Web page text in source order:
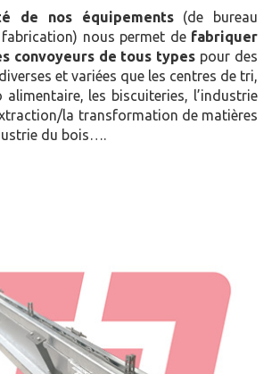
de nos équipements(de bureau
fabrication) nous permet de fabriquer
convoyeurs de tous types pour des
et variées que les centres de tri,
les biscuiteries, l’industrie
la transformation de matières
du bois….